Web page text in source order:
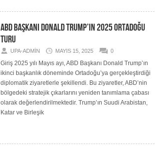
ABD BAŞKANI DONALD TRUMP’IN 2025 ORTADOĞU
TURU
UPA-ADMIN MAYIS 15, 2025 0
Giriş 2025 yılı Mayıs ayı, ABD Başkanı Donald Trump’ın
ikinci başkanlık döneminde Ortadoğu’ya gerçekleştirdiği
diplomatik ziyaretlerle şekillendi. Bu ziyaretler, ABD’nin
bölgedeki stratejik çıkarlarını yeniden tanımlama çabası
olarak değerlendirilmektedir. Trump’ın Suudi Arabistan,
Katar ve Birleşik